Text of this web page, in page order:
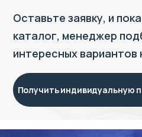
Оставьте заявку, и
каталог, менеджер
интересных вариантов
Получить индивидуальную